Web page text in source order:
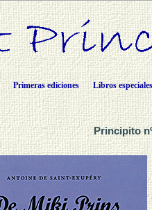
Primeras ediciones Libros especiales
Principito